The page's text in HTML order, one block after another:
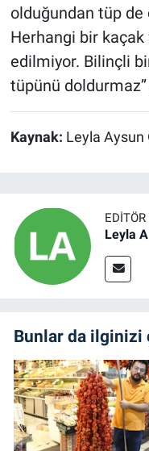
olduğundan tüp de
Herhangi bir kaçak
edilmiyor. Bilinçli
tüpünü doldurmaz’’
Kaynak: Leyla Aysun
Leyla
Bunlar da ilginizi